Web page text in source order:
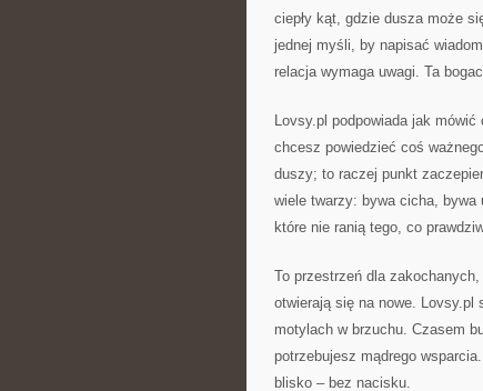
ciepły kąt, gdzie dusza może
jednej myśli, by napisać
relacja wymaga uwagi. Ta
Lovsy.pl podpowiada jak
chcesz powiedzieć coś
duszy; to raczej punkt
wiele twarzy: bywa cicha, bywa
które nie ranią tego, co
To przestrzeń dla
otwierają się na nowe.
motylach w brzuchu. Czasem
potrzebujesz mądrego
blisko – bez nacisku.